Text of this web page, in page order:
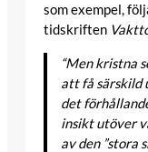
som exempel,
tidskriften
“Men kristna
att få särskild
det
insikt utöver
av den ”stora